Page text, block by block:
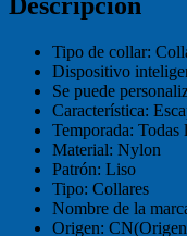
Tipo de collar:
Dispositivo
Se puede
Característica:
Temporada: Todas
Material: Nylon
Patrón: Liso
Tipo: Collares
Nombre de la
Origen: